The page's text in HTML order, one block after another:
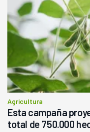
Agricultura
Esta campaña
total de 750.000